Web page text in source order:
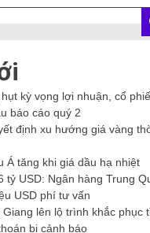
kỳ vọng lợi nhuận, cổ
báo cáo quý 2
định xu hướng giá vàng
Á tăng khi giá dầu hạ nhiệt
tỷ USD: Ngân hàng Trung
USD phí tư vấn
lên lộ trình khắc phục
bị cảnh báo